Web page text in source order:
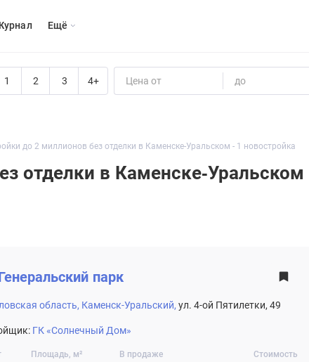
Eщё
1 2 3 4+ Цена от до
до 2 миллионов без отделки в Каменске-Уральском - 1 новостройка
отделки в Каменске-Уральском
парк
область, Каменск-Уральский, ул. 4-ой Пятилетки, 49
ГК «Солнечный Дом»
Площадь, м² В продаже Стоимость